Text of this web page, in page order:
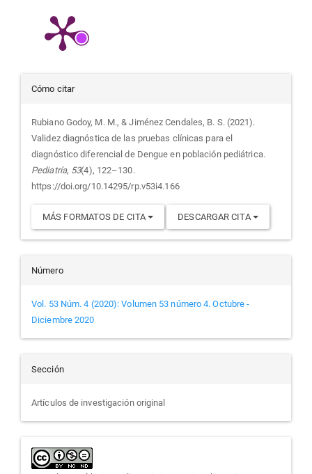
Detalles
del
artículo
Cómo citar
Rubiano Godoy, M. M., & Jiménez Cendales, B. S. (2021).
Validez diagnóstica de las pruebas clínicas para el
diagnóstico diferencial de Dengue en población pediátrica.
Pediatría, 53(4), 122–130.
https://doi.org/10.14295/rp.v53i4.166
MÁS FORMATOS DE CITA DESCARGAR CITA
Número
Vol. 53 Núm. 4 (2020): Volumen 53 número 4. Octubre -
Diciembre 2020
Sección
Artículos de investigación original